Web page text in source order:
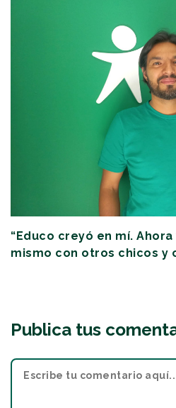
“Educo creyó en mí.
mismo con otros chicos y
Publica tus